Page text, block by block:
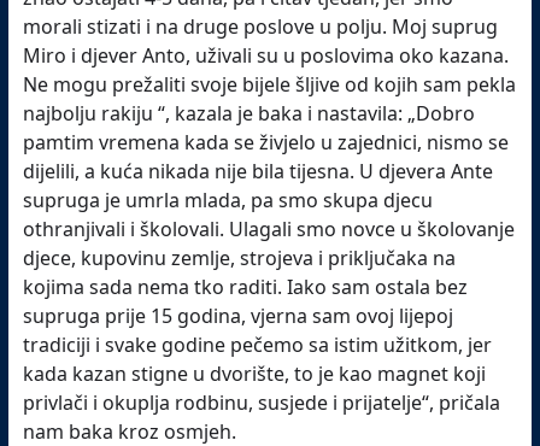
morali stizati i na druge poslove u polju. Moj suprug
Miro i djever Anto, uživali su u poslovima oko kazana.
Ne mogu prežaliti svoje bijele šljive od kojih sam pekla
najbolju rakiju “, kazala je baka i nastavila: „Dobro
pamtim vremena kada se živjelo u zajednici, nismo se
dijelili, a kuća nikada nije bila tijesna. U djevera Ante
supruga je umrla mlada, pa smo skupa djecu
othranjivali i školovali. Ulagali smo novce u školovanje
djece, kupovinu zemlje, strojeva i priključaka na
kojima sada nema tko raditi. Iako sam ostala bez
supruga prije 15 godina, vjerna sam ovoj lijepoj
tradiciji i svake godine pečemo sa istim užitkom, jer
kada kazan stigne u dvorište, to je kao magnet koji
privlači i okuplja rodbinu, susjede i prijatelje“, pričala
nam baka kroz osmjeh.